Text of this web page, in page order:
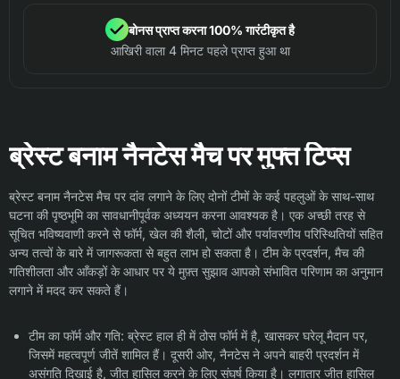
बोनस प्राप्त करना 100% गारंटीकृत है
आखिरी वाला 4 मिनट पहले प्राप्त हुआ था
ब्रेस्ट बनाम नैनटेस मैच पर मुफ्त टिप्स
ब्रेस्ट बनाम नैनटेस मैच पर दांव लगाने के लिए दोनों टीमों के कई पहलुओं के साथ-साथ
घटना की पृष्ठभूमि का सावधानीपूर्वक अध्ययन करना आवश्यक है। एक अच्छी तरह से
सूचित भविष्यवाणी करने से फॉर्म, खेल की शैली, चोटों और पर्यावरणीय परिस्थितियों सहित
अन्य तत्वों के बारे में जागरूकता से बहुत लाभ हो सकता है। टीम के प्रदर्शन, मैच की
गतिशीलता और आँकड़ों के आधार पर ये मुफ़्त सुझाव आपको संभावित परिणाम का अनुमान
लगाने में मदद कर सकते हैं।
टीम का फॉर्म और गति: ब्रेस्ट हाल ही में ठोस फॉर्म में है, खासकर घरेलू मैदान पर,
जिसमें महत्वपूर्ण जीतें शामिल हैं। दूसरी ओर, नैनटेस ने अपने बाहरी प्रदर्शन में
असंगति दिखाई है, जीत हासिल करने के लिए संघर्ष किया है। लगातार जीत हासिल